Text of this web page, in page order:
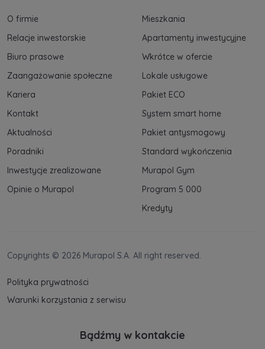
tym jak przetwarzamy dane, wykorzystujemy
O firmie
Relacje inwestorskie
Biuro prasowe
Zaangażowanie społeczne
Kariera
Kontakt
Aktualności
Poradniki
Inwestycje zrealizowane
Opinie o Murapol
Mieszkania
Apartamenty inwestycyjne
Wkrótce w ofercie
Lokale usługowe
Pakiet ECO
System smart home
Pakiet antysmogowy
Standard wykończenia
Murapol Gym
Program 5 000
Kredyty
Copyrights © 2026 Murapol S.A. All right reserved.
Polityka prywatności
Warunki korzystania z serwisu
Bądźmy w kontakcie